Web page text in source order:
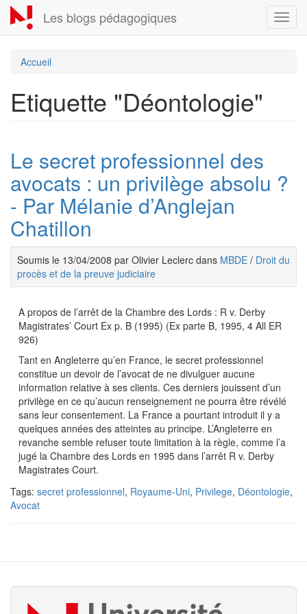
Aller
au
contenu
Les blogs pédagogiques
Accueil
Etiquette "Déontologie"
Le secret professionnel des
avocats : un privilège absolu ?
- Par Mélanie d’Anglejan
Chatillon
Soumis le 13/04/2008 par Olivier Leclerc dans MBDE / Droit du
procès et de la preuve judiciaire
A propos de l’arrêt de la Chambre des Lords : R v. Derby
Magistrates’ Court Ex p. B (1995) (Ex parte B, 1995, 4 All ER
926)
Tant en Angleterre qu’en France, le secret professionnel
constitue un devoir de l’avocat de ne divulguer aucune
information relative à ses clients. Ces derniers jouissent d’un
privilège en ce qu’aucun renseignement ne pourra être révélé
sans leur consentement. La France a pourtant introduit il y a
quelques années des atteintes au principe. L’Angleterre en
revanche semble refuser toute limitation à la règle, comme l’a
jugé la Chambre des Lords en 1995 dans l’arrêt R v. Derby
Magistrates Court.
Tags: secret professionnel, Royaume-Uni, Privilege, Déontologie,
Avocat